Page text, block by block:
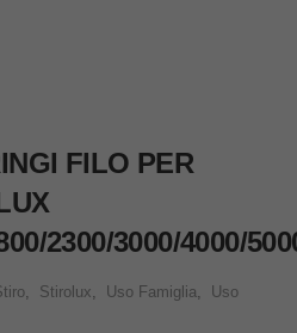
FILO PER
2300/3000/4000/
Stirolux Uso Famiglia
Uso